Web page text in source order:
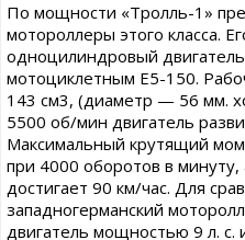
По мощности «Тролль-1»
мотороллеры этого класса.
одноцилиндровый
мотоциклетным Е5-150.
143 см3, (диаметр — 56 мм.
5500 об/мин двигатель
Максимальный крутящий
при 4000 оборотов в минуту,
достигает 90 км/час. Для
западногерманский
двигатель мощностью 9 л. с.